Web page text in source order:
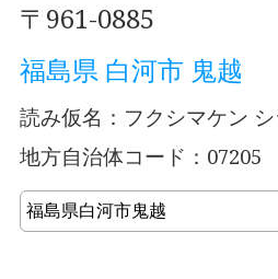
〒961-0885
福島県 白河市 鬼越
読み仮名：フクシマケン
地方自治体コード：07205